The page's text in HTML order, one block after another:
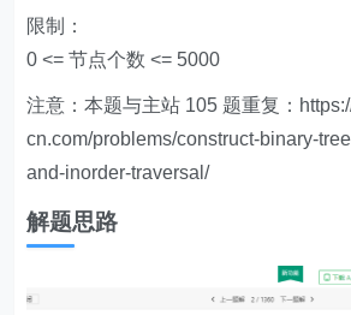
限制：
0 <= 节点个数 <= 5000
注意：本题与主站 105 题重复：
cn.com/problems/construct-binary-
and-inorder-traversal/
解题思路